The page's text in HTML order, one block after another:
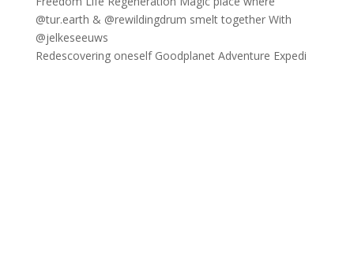
Redescovering oneself Goodplanet Adventure Expedi